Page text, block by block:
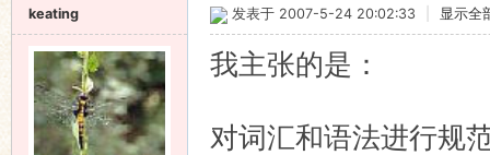
keating 发表于 2007-5-24 20:02:33 显示全
我主张的是：
对词汇和语法进行规